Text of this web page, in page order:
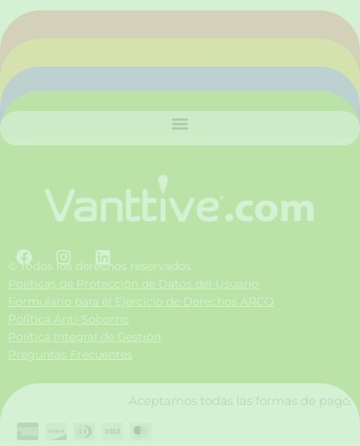
F
a
c
e
b
o
o
k
I
n
s
t
a
g
r
a
L
i
n
k
e
d
i
n
© Todos los derechos reservados.
Políticas de Protección de Datos del Usuario
Formulario para el Ejercicio de Derechos ARCO
Política Anti-Soborno
Política Integral de Gestión
Preguntas Frecuentes
Aceptamos todas las formas de pago.